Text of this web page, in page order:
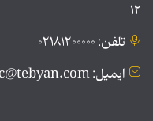
۱۲
تلفن: ۰۲۱۸۱۲۰۰۰۰۰
ایمیل: public@tebyan.com